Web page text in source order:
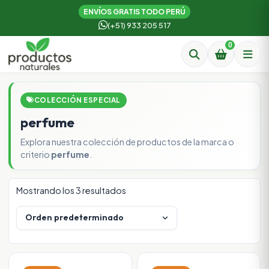
ENVÍOS GRATIS TODO PERÚ
(+51) 933 205 517
0
COLECCIÓN ESPECIAL
perfume
Explora nuestra colección de productos de la marca o
criterio perfume
Mostrando los 3 resultados